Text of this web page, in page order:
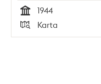
Tid
1944
Typ
Karta